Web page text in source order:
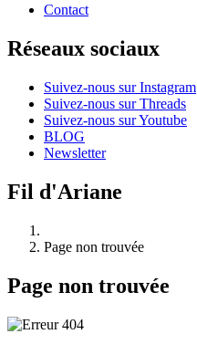
Contact
Réseaux sociaux
Suivez-nous sur Instagram
Suivez-nous sur Threads
Suivez-nous sur Youtube
BLOG
Newsletter
Fil d'Ariane
Page non trouvée
Page non trouvée